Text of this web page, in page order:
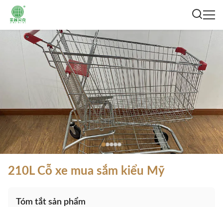
210L Cỗ xe mua sắm kiểu Mỹ
Tóm tắt sản phẩm